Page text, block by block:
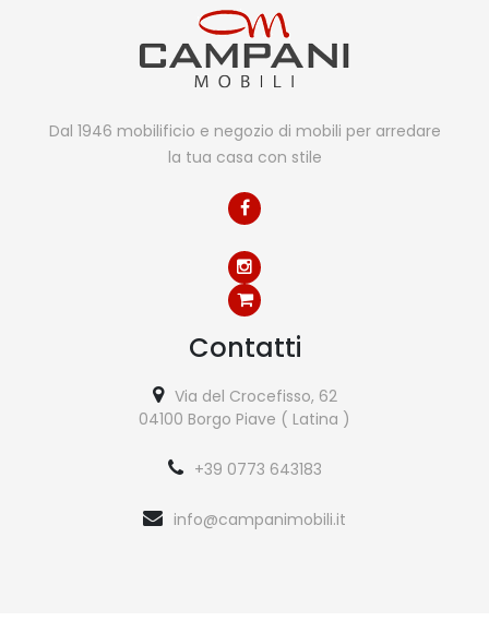
Dal 1946 mobilificio e negozio di mobili per arredare
la tua casa con stile
Contatti
Via del Crocefisso, 62
04100 Borgo Piave ( Latina )
+39 0773 643183
info@campanimobili.it